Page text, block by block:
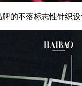
不落标志性针织设